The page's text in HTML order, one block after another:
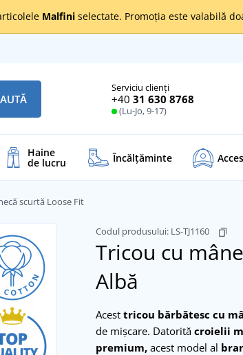
Malfini selectate. Promoția este valabilă
Serviciu clienți
+40 31 630 8768
(Lu-Jo, 9-17)
Haine
de lucru Încălţăminte
scurtă Loose Fit
Codul produsului: LS-TJ1160
Tricou cu
Albă
Acest tricou bărbătesc cu
de mișcare. Datorită croielii
premium, acest model al